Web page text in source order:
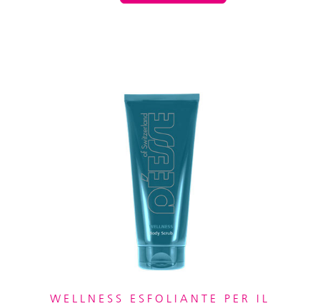
WELLNESS ESFOLIANTE PER IL